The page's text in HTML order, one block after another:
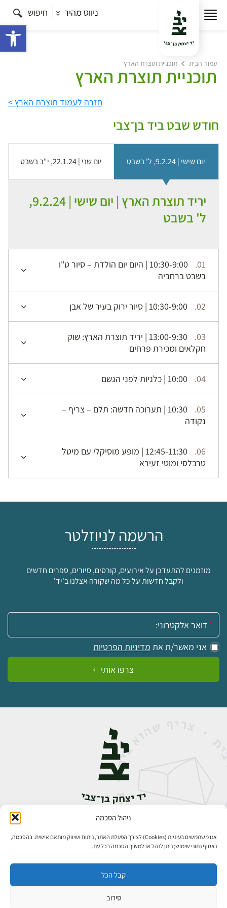
ניהול הסכמה
אנו משתמשים בעוגיות (Cookies) לצורך הפעלת האתר, ניתוח ושיווק מותאם אישית. בהסכמה,
נאסוף נתוני שימוש; ניתן לנהל או למשוך הסכמה בכל עת.
קבל הכל
סירוב
ניווט מהיר חיפוש
עמוד הבית תוכניית תוצרת הארץ
תוכניית תוצרת הארץ
חזרה לעמוד תוצרת הארץ >
חודש שבט ביד בן־צבי
יום שישי | 9.2.24, ל' בשבט יום שני | 22.1.24, י"ב בשבט
יריד תוצרת הארץ | יום שישי | 9.2.24,
ל' בשבט
01.
10:30-9:00 | היום יום הולדת – סיור ט"ו
בשבט ברחביה
02. 10:30-9:00 | סיור ירוק בעיר של אבן
03.
13:00-9:30 | יריד תוצרת הארץ: שוק
חקלאים ומכירת פרחים
04. 10:00 | כלניות לפני הגשם
05.
10:30 | תערוכה חדשה: תלם – צריף –
נקודה
06.
12:45-11:30 | מופע מוסיקלי עם מיטל
טרבלסי ומוטי זעירא
הרשמה לניוזלטר
מוזמנים להתעדכן על אירועים, קורסים, סיורים, ספרים חדשים
ולקבל חדשות על כל מה שקורה אצלנו ב'יד'
אימייל:
אני מאשר/ת את מדיניות הפרטיות
צרפו אותי
אבן גבירול 14, רחביה, ירושלים